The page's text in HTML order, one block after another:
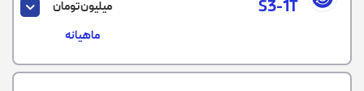
S3-1T
میلیون تومان
ماهیانه